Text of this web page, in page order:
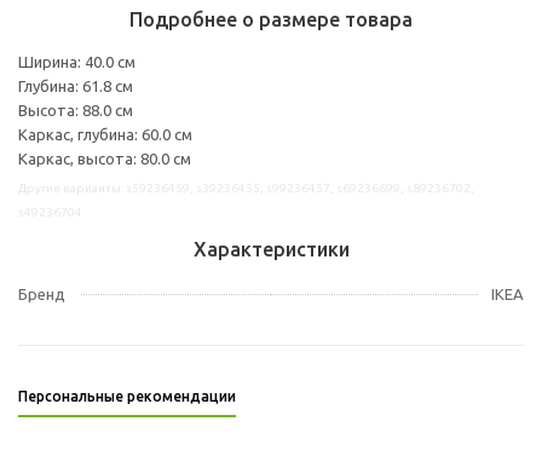
Подробнее о размере товара
Ширина: 40.0 см
Глубина: 61.8 см
Высота: 88.0 см
Каркас, глубина: 60.0 см
Каркас, высота: 80.0 см
Характеристики
Бренд IKEA
Персональные рекомендации